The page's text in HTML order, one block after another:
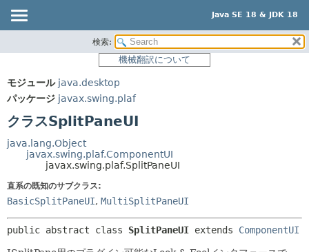
Java SE 18 & JDK 18
パッケージ
使用
ツリー
プレビュー
索引
サマリー:
ネスト済
詳細:
コンストラクタ
メソッド
検索:
機械翻訳について
モジュール java.desktop
パッケージ javax.swing.plaf
クラスSplitPaneUI
java.lang.Object
javax.swing.plaf.ComponentUI
javax.swing.plaf.SplitPaneUI
直系の既知のサブクラス:
BasicSplitPaneUI, MultiSplitPaneUI
public abstract class SplitPaneUI extends ComponentUI